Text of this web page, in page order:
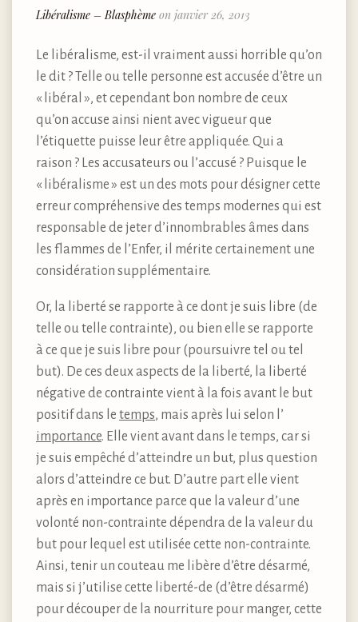
Libéralisme – Blasphème on janvier 26, 2013
Le libéralisme, est-il vraiment aussi horrible qu’on
le dit ? Telle ou telle personne est accusée d’être un
« libéral », et cependant bon nombre de ceux
qu’on accuse ainsi nient avec vigueur que
l’étiquette puisse leur être appliquée. Qui a
raison ? Les accusateurs ou l’accusé ? Puisque le
« libéralisme » est un des mots pour désigner cette
erreur compréhensive des temps modernes qui est
responsable de jeter d’innombrables âmes dans
les flammes de l’Enfer, il mérite certainement une
considération supplémentaire.
Or, la liberté se rapporte à ce dont je suis libre (de
telle ou telle contrainte), ou bien elle se rapporte
à ce que je suis libre pour (poursuivre tel ou tel
but). De ces deux aspects de la liberté, la liberté
négative de contrainte vient à la fois avant le but
positif dans le temps, mais après lui selon l’
importance. Elle vient avant dans le temps, car si
je suis empêché d’atteindre un but, plus question
alors d’atteindre ce but. D’autre part elle vient
après en importance parce que la valeur d’une
volonté non-contrainte dépendra de la valeur du
but pour lequel est utilisée cette non-contrainte.
Ainsi, tenir un couteau me libère d’être désarmé,
mais si j’utilise cette liberté-de (d’être désarmé)
pour découper de la nourriture pour manger, cette